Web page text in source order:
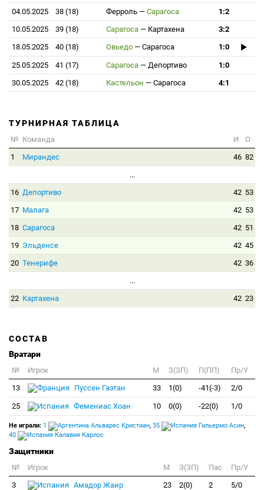
04.05.2025 38 (18) Ферроль — Сарагоса
1:2
10.05.2025
39 (18) Сарагоса — Картахена
3:2
18.05.2025
40 (18) Овьедо — Сарагоса 1:0
25.05.2025 41 (17) Сарагоса — Депортиво
1:0
30.05.2025
42 (18) Кастельон — Сарагоса 4:1
ТУРНИРНАЯ ТАБЛИЦА
№ Команда И
О
1
Мирандес 46 82
...
16 Депортиво 42 53
17 Малага 42 53
18 Сарагоса 42 51
19 Эльденсе 42 45
20 Тенерифе 42 36
...
22 Картахена 42 23
СОСТАВ
Вратари
№ Игрок M З(ЗП) П(ПП)
Пр/У
13
Пуссен Гаэтан 33 1(0) -41(-3) 2/0
25 Фемениас Хоан 10 0(0) -22(0) 1/0
Не играли: 1 Альварес Кристиан, 35 Гильермо Асин,
40
Калавия Карлос
Защитники
№ Игрок M З(ЗП) Пас
Пр/У
3
Амадор Жаир 23 2(0) 2 5/0